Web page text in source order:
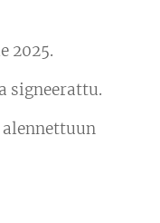
2025.
signeerattu.